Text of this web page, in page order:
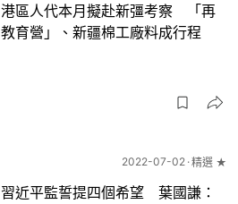
港區人代本月擬赴新彊考察 「再
教育營」、新疆棉工廠料成行程
2022-07-02 精選 ★
習近平監誓提四個希望 葉國謙：